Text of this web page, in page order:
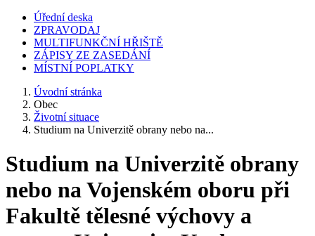
Úřední deska
ZPRAVODAJ
MULTIFUNKČNÍ HŘIŠTĚ
ZÁPISY ZE ZASEDÁNÍ
MÍSTNÍ POPLATKY
Úvodní stránka
Obec
Životní situace
Studium na Univerzitě obrany nebo na...
Studium na Univerzitě obrany
nebo na Vojenském oboru při
Fakultě tělesné výchovy a